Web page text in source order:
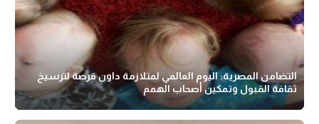
التضامن المصرية: اليوم العالمي لمتلازمة داون فرصة لترسيخ
ثقافة القبول وتمكين أصحاب الهمم